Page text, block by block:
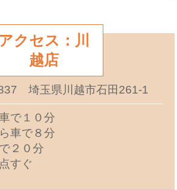
アクセス：川
越店
埼玉県川越市石田261-1
で１０分
車で８分
２０分
すぐ